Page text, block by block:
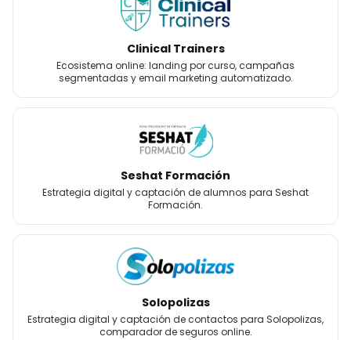
Clinical Trainers
Ecosistema online: landing por curso, campañas
segmentadas y email marketing automatizado.
Seshat Formación
Estrategia digital y captación de alumnos para Seshat
Formación.
Solopolizas
Estrategia digital y captación de contactos para Solopolizas,
comparador de seguros online.